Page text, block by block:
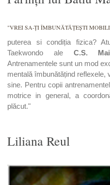
"VREI SA-ȚI ÎMBUNĂTĂȚEȘTI
puterea si condiția fizica?
Taekwondo ale C.S.
Antrenamentele sunt un mod
mentală îmbunătățind reflexele,
sine. Pentru copii
motrice in general, a
plăcut."
Liliana Reul